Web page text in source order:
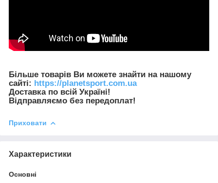
Більше товарів Ви можете знайти на нашому
сайті: https://planetsport.com.ua
Доставка по всій Україні!
Відправляємо без передоплат!
Приховати
Характеристики
Основні